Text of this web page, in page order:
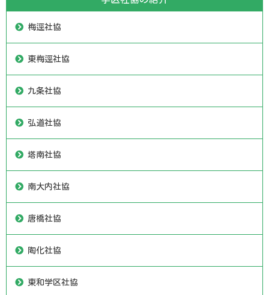
梅逕社協
東梅逕社協
九条社協
弘道社協
塔南社協
南大内社協
唐橋社協
陶化社協
東和学区社協